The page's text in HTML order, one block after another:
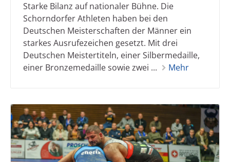
Starke Bilanz auf nationaler Bühne. Die
Schorndorfer Athleten haben bei den
Deutschen Meisterschaften der Männer ein
starkes Ausrufezeichen gesetzt. Mit drei
Deutschen Meistertiteln, einer Silbermedaille,
einer Bronzemedaille sowie zwei ...
Mehr